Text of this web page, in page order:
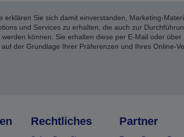
erklären Sie sich damit einverstanden, Marketing-
und Services zu erhalten, die auch zur
können. Sie erhalten diese per E-Mail oder über
der Grundlage Ihrer Präferenzen und Ihres Online-
Rechtliches Partner